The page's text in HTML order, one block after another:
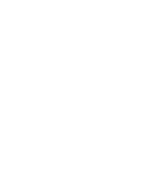
de sus productos
monetarias,